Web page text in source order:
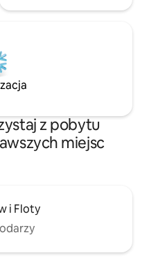
z pobytu
miejsc
i Floty